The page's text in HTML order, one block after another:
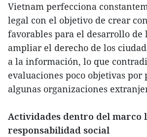
Vietnam perfecciona
legal con el objetivo de crear
favorables para el desarrollo de
ampliar el derecho de los
a la información, lo que
evaluaciones poco objetivas por
algunas organizaciones
Actividades dentro del marco
responsabilidad social